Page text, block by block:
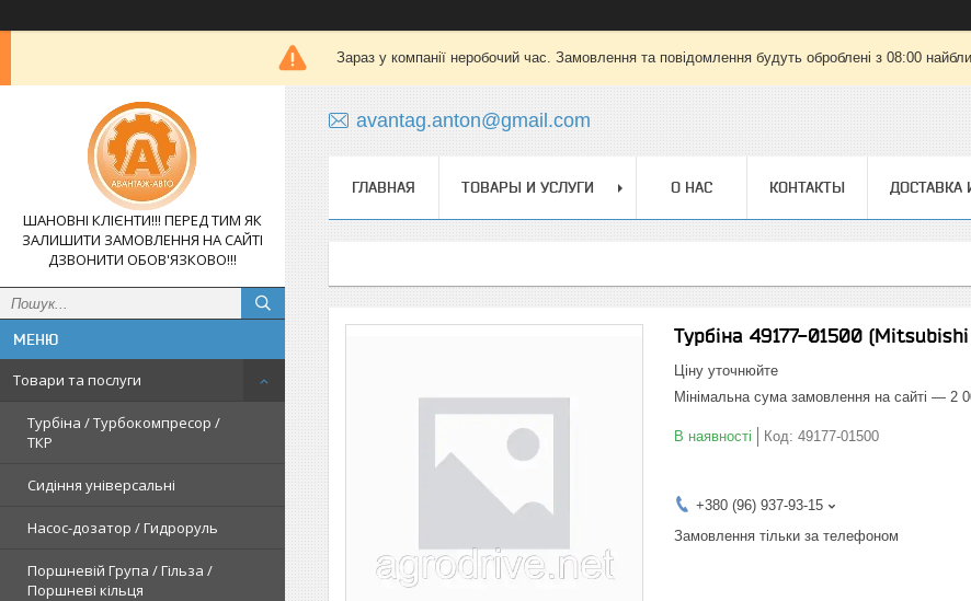
Зараз у компанії неробочий час. Замовлення та повідомлення будуть оброблені з 08:00
ШАНОВНІ КЛІЄНТИ!!! ПЕРЕД ТИМ ЯК
ЗАЛИШИТИ ЗАМОВЛЕННЯ НА САЙТІ
ДЗВОНИТИ ОБОВ'ЯЗКОВО!!!
Товари та послуги
Турбіна / Турбокомпресор /
ТКР
Сидіння універсальні
Насос-дозатор / Гидроруль
Поршневій Група / Гільза /
Поршневі кільця
avantag.anton@gmail.com
ГЛАВНАЯ ТОВАРЫ И УСЛУГИ О НАС КОНТАКТЫ ДОСТАВКА
Турбіна 49177-01500
Ціну уточнюйте
Мінімальна сума замовлення на сайті — 2
В наявності Код: 49177-01500
+380 (96) 937-93-15
Замовлення тільки за телефоном